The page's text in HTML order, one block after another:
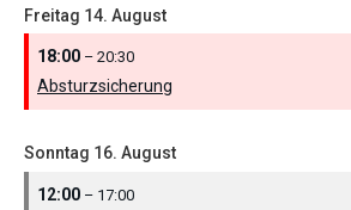
Freitag 14. August
18:00 – 20:30
Absturzsicherung
Sonntag 16. August
12:00 – 17:00